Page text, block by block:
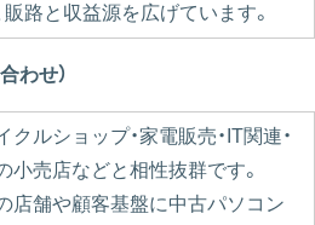
販路と収益源を広げています。
わせ）
クルショップ・家電販売・IT関連・
小売店などと相性抜群です。
店舗や顧客基盤に中古パソコン